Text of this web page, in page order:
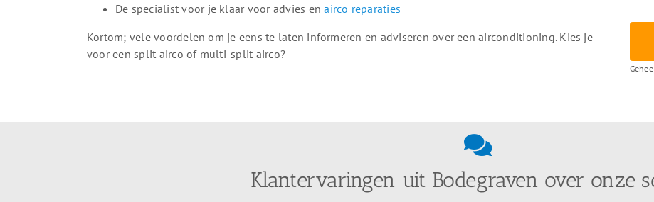
De specialist voor je klaar voor advies enairco reparaties
Kortom; vele voordelen om je eens te laten informeren en adviseren over een airconditioning. Kies je
voor een split airco of multi-split airco?
Klantervaringen uit Bodegraven over onze